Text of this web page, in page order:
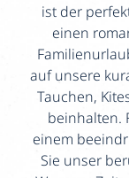
ist der
einen
auf unsere
Tauchen,
beinhalten.
einem
Sie unser